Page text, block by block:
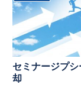
セミナージプ
却